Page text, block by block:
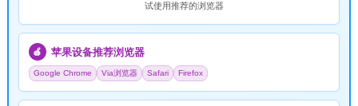
试使用推荐的浏览器
🍎 苹果设备推荐浏览器
Google Chrome Via浏览器 Safari Firefox